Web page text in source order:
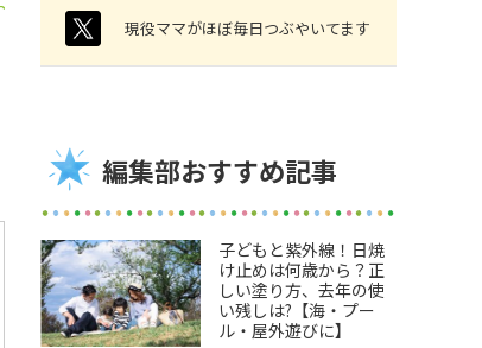
twitter 現役ママがほぼ毎日つぶやいてます
編集部おすすめ記事
子どもと紫外線！日焼
け止めは何歳から？正
しい塗り方、去年の使
い残しは?【海・プー
ル・屋外遊びに】